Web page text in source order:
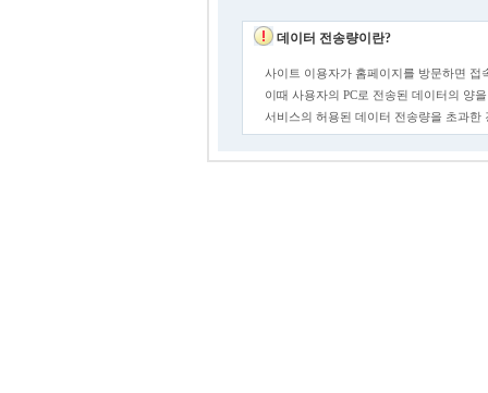
데이터 전송량이란?
사이트 이용자가 홈페이지를 방문하면 접
이때 사용자의 PC로 전송된 데이터의 양
서비스의 허용된 데이터 전송량을 초과